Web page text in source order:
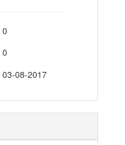
0
0
03-08-2017